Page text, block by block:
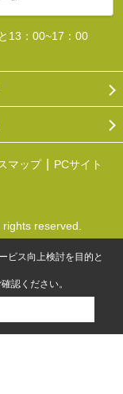
13：00~17：00
マップ PCサイト
reserved.
ビス向上検討を目的と
認ください。